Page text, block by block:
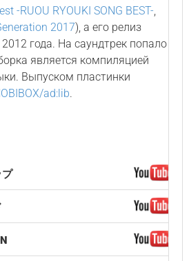
-RUOU RYOUKI SONG BEST-,
2017), а его релиз
года. На саундтрек попало
является компиляцией
Выпуском пластинки
ad:lib.